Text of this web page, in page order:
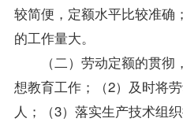
较简便，定额水平比较准确
的工作量大。
（二）劳动定额的贯彻
想教育工作；（2）及时将
人；（3）落实生产技术组